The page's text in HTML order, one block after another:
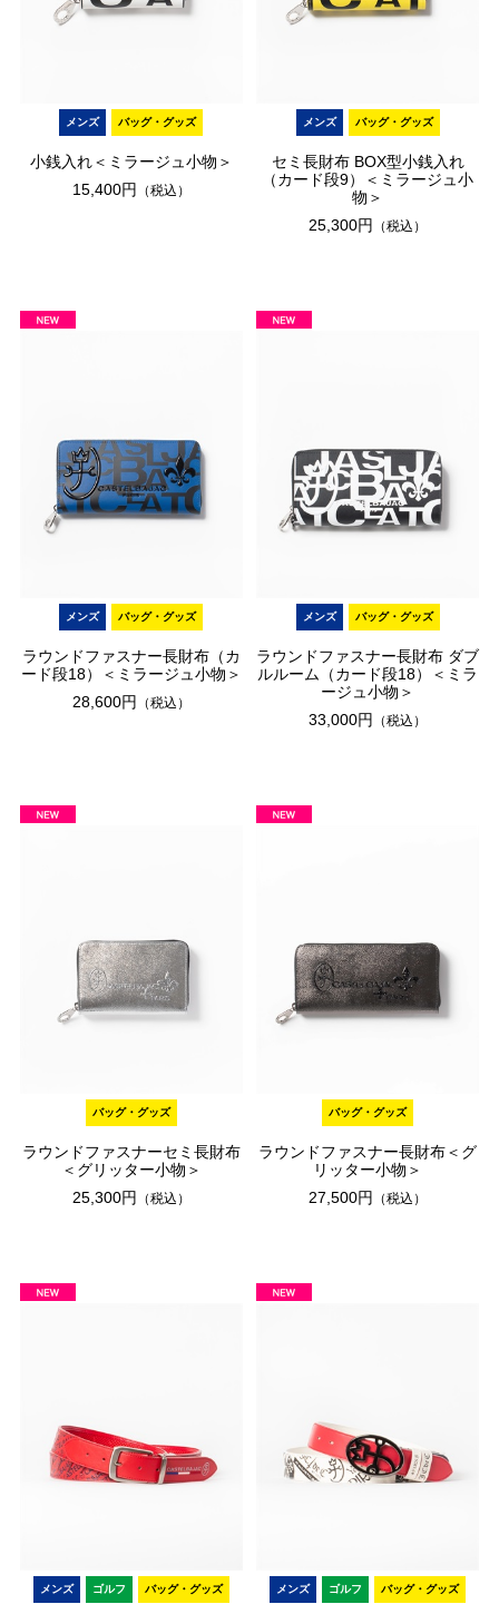
メンズ バッグ・グッズ
小銭入れ＜ミラージュ小物＞
15,400円
（税込）
メンズ バッグ・グッズ
セミ長財布 BOX型小銭入れ
（カード段9）＜ミラージュ小
物＞
25,300円
（税込）
メンズ バッグ・グッズ
ラウンドファスナー長財布（カ
ード段18）＜ミラージュ小物＞
28,600円
（税込）
メンズ バッグ・グッズ
ラウンドファスナー長財布 ダブ
ルルーム（カード段18）＜ミラ
ージュ小物＞
33,000円
（税込）
バッグ・グッズ
ラウンドファスナーセミ長財布
＜グリッター小物＞
25,300円
（税込）
バッグ・グッズ
ラウンドファスナー長財布＜グ
リッター小物＞
27,500円
（税込）
メンズ ゴルフ バッグ・グッズ メンズ ゴルフ バッグ・グッズ